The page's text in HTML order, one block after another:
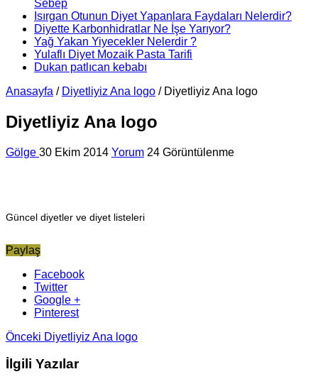
Sebep
Isırgan Otunun Diyet Yapanlara Faydaları Nelerdir?
Diyette Karbonhidratlar Ne İşe Yarıyor?
Yağ Yakan Yiyecekler Nelerdir ?
Yulaflı Diyet Mozaik Pasta Tarifi
Dukan patlıcan kebabı
Anasayfa / Diyetliyiz Ana logo / Diyetliyiz Ana logo
Diyetliyiz Ana logo
Gölge 30 Ekim 2014 Yorum 24 Görüntülenme
Güncel diyetler ve diyet listeleri
Paylaş
Facebook
Twitter
Google +
Pinterest
Önceki Diyetliyiz Ana logo
İlgili Yazılar